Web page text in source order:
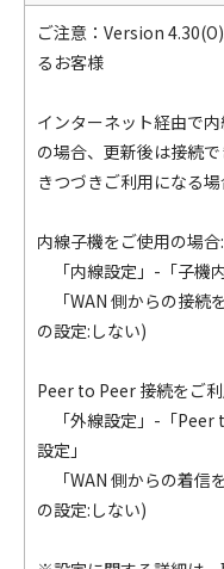
ご注意：Version
るお客様
インターネット経由で
の場合、更新後は接続
きつづきご利用になる
内線子機をご使用の場合:
「内線設定」-「子機内
「WAN 側からの接続
の設定:しない)
Peer to Peer 接続をご
「外線設定」-「Peer
設定」
「WAN 側からの着信
の設定:しない)